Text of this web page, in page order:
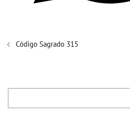
Código Sagrado 315